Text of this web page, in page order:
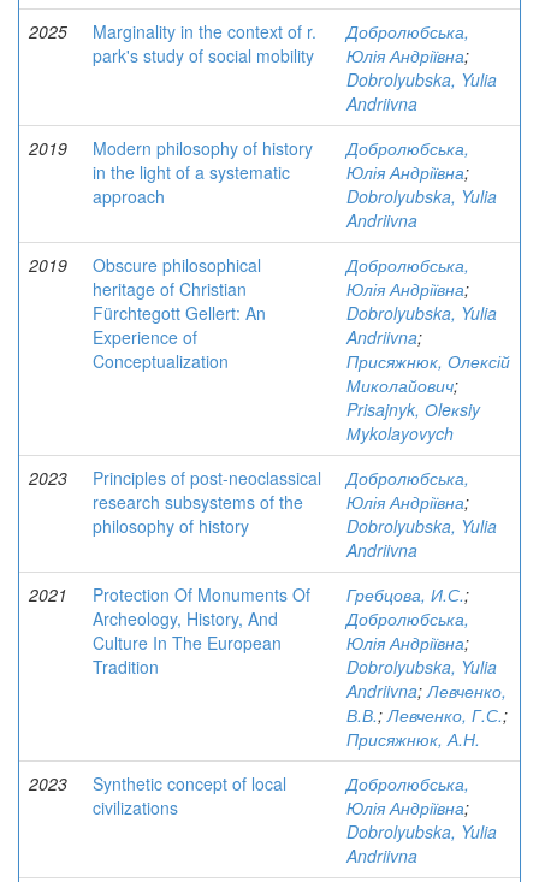
2025
Marginality in the context of r.
park's study of social mobility
Добролюбська,
Юлія Андріївна;
Dobrolyubska, Yulia
Andriivna
2019
Modern philosophy of history
in the light of a systematic
approach
Добролюбська,
Юлія Андріївна;
Dobrolyubska, Yulia
Andriivna
2019
Obscure philosophical
heritage of Christian
Fürchtegott Gellert: An
Experience of
Conceptualization
Добролюбська,
Юлія Андріївна;
Dobrolyubska, Yulia
Andriivna;
Присяжнюк, Олексій
Миколайович;
Prisajnyk, Оleкsiy
Мykolayovych
2023
Principles of post-neoclassical
research subsystems of the
philosophy of history
Добролюбська,
Юлія Андріївна;
Dobrolyubska, Yulia
Andriivna
2021
Protection Of Monuments Of
Archeology, History, And
Culture In The European
Tradition
Гребцова, И.С.;
Добролюбська,
Юлія Андріївна;
Dobrolyubska, Yulia
Andriivna;Левченко,
В.В.;Левченко, Г.С.;
Присяжнюк, А.Н.
2023
Synthetic concept of local
civilizations
Добролюбська,
Юлія Андріївна;
Dobrolyubska, Yulia
Andriivna